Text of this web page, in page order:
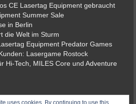
CE Lasertag Equipment gebraucht
Summer Sale
in Berlin
die Welt im Sturm
Equipment Predator Games
Lasergame Rostock
Hi-Tech, MILES Core und Adventure
uses cookies. By continuing to use this